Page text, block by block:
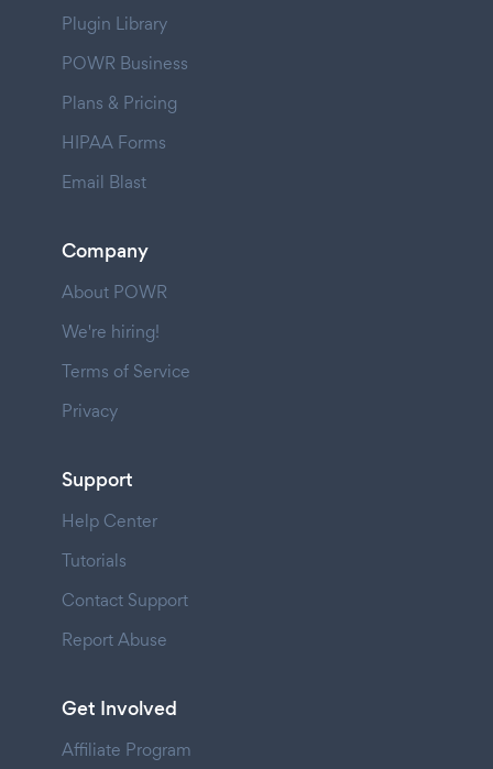
Plugin Library
POWR Business
Plans & Pricing
HIPAA Forms
Email Blast
Company
About POWR
We're hiring!
Terms of Service
Privacy
Support
Help Center
Tutorials
Contact Support
Report Abuse
Get Involved
Affiliate Program